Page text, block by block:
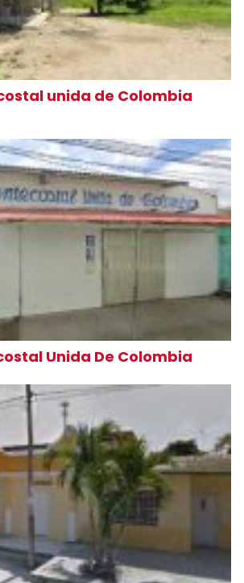
unida de Colombia
Unida De Colombia